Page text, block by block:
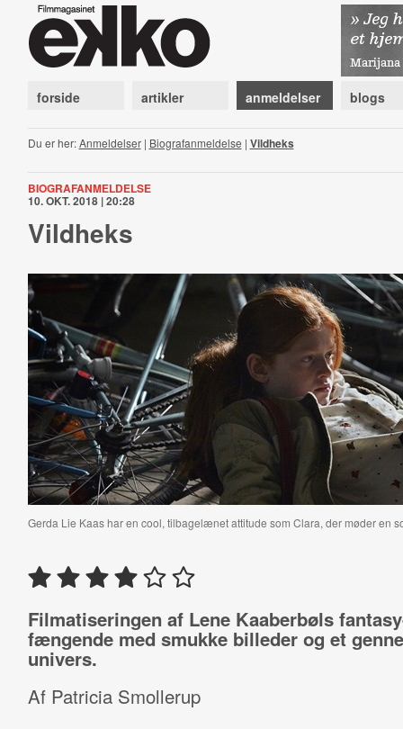
forside artikler anmeldelser blogs
Du er her:Anmeldelser| Biografanmeldelse | Vildheks
BIOGRAFANMELDELSE
10. OKT. 2018 | 20:28
Vildheks
Gerda Lie Kaas har en cool, tilbagelænet attitude som Clara, der møder en
Filmatiseringen af Lene Kaaberbøls
fængende med smukke billeder og et
univers.
Af Patricia Smollerup